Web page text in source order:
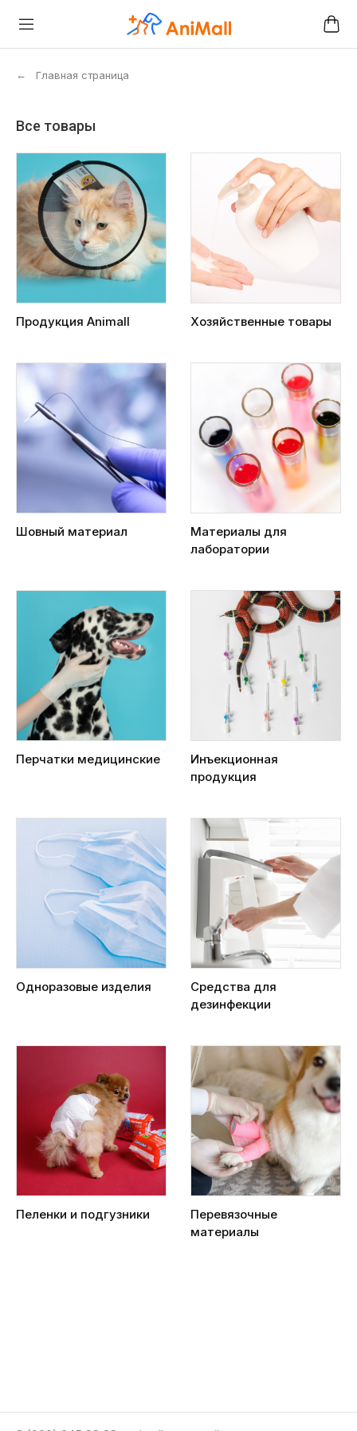
← Главная страница
Все товары
Продукция Animall Хозяйственные товары
Шовный материал
Материалы для
лаборатории
Перчатки медицинские
Инъекционная
продукция
Одноразовые изделия
Средства для
дезинфекции
Пеленки и подгузники
Перевязочные
материалы